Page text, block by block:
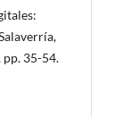
pp. 35-54.